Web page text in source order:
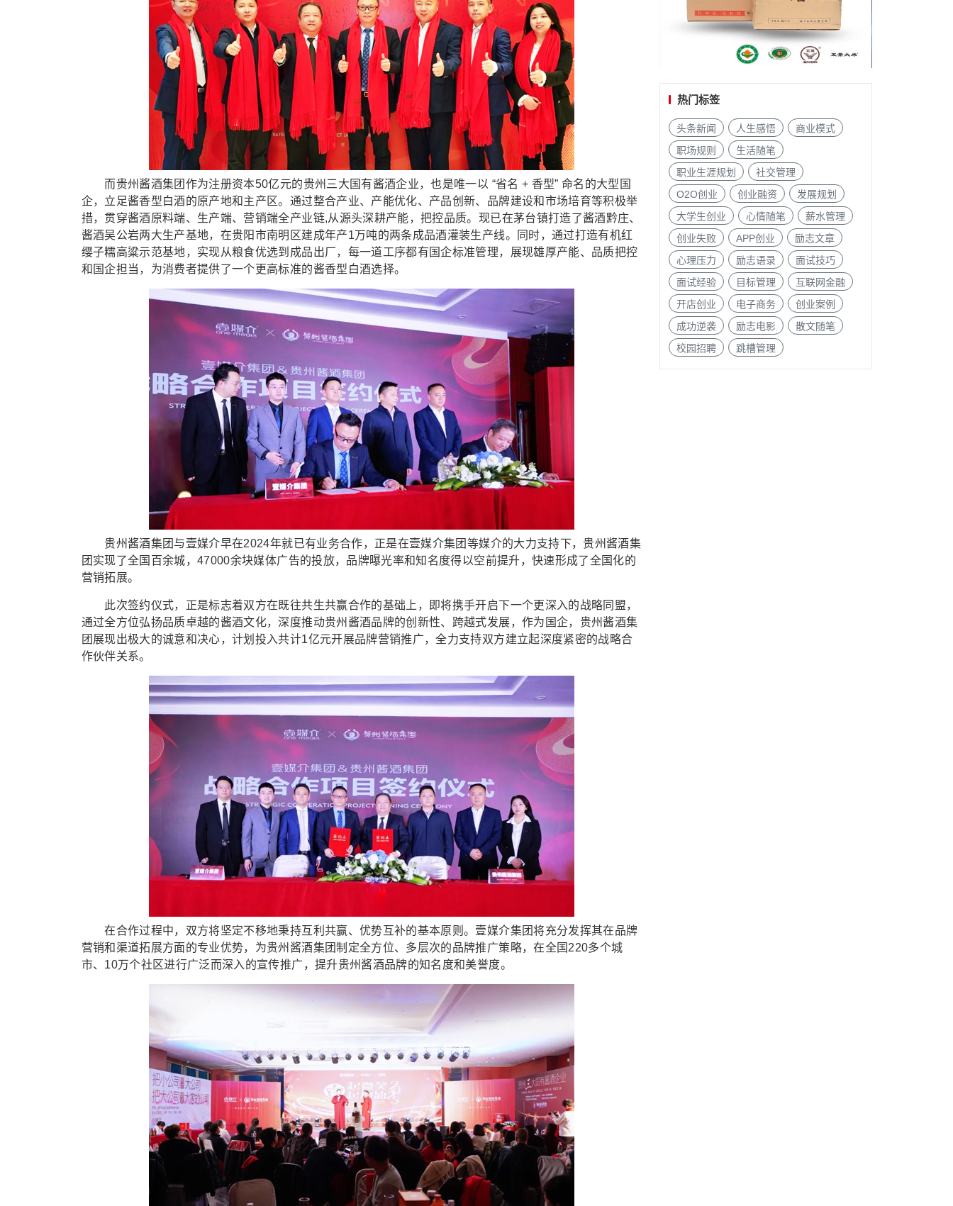
而贵州酱酒集团作为注册资本50亿元的贵州三大国有酱酒企业，也是唯一以 “省名 + 香型” 命名的大型国
企，立足酱香型白酒的原产地和主产区。通过整合产业、产能优化、产品创新、品牌建设和市场培育等积极举
措，贯穿酱酒原料端、生产端、营销端全产业链,从源头深耕产能，把控品质。现已在茅台镇打造了酱酒黔庄、
酱酒吴公岩两大生产基地，在贵阳市南明区建成年产1万吨的两条成品酒灌装生产线。同时，通过打造有机红
缨子糯高粱示范基地，实现从粮食优选到成品出厂，每一道工序都有国企标准管理，展现雄厚产能、品质把控
和国企担当，为消费者提供了一个更高标准的酱香型白酒选择。
贵州酱酒集团与壹媒介早在2024年就已有业务合作，正是在壹媒介集团等媒介的大力支持下，贵州酱酒集
团实现了全国百余城，47000余块媒体广告的投放，品牌曝光率和知名度得以空前提升，快速形成了全国化的
营销拓展。
此次签约仪式，正是标志着双方在既往共生共赢合作的基础上，即将携手开启下一个更深入的战略同盟，
通过全方位弘扬品质卓越的酱酒文化，深度推动贵州酱酒品牌的创新性、跨越式发展，作为国企，贵州酱酒集
团展现出极大的诚意和决心，计划投入共计1亿元开展品牌营销推广，全力支持双方建立起深度紧密的战略合
作伙伴关系。
在合作过程中，双方将坚定不移地秉持互利共赢、优势互补的基本原则。壹媒介集团将充分发挥其在品牌
营销和渠道拓展方面的专业优势，为贵州酱酒集团制定全方位、多层次的品牌推广策略，在全国220多个城
市、10万个社区进行广泛而深入的宣传推广，提升贵州酱酒品牌的知名度和美誉度。
热门标签
头条新闻 人生感悟
商业模式
职场规则
生活随笔
职业生涯规划
社交管理
O2O创业
创业融资
发展规划
大学生创业
心情随笔
薪水管理
创业失败
APP创业
励志文章
心理压力
励志语录
面试技巧
面试经验
目标管理
互联网金融
开店创业
电子商务
创业案例
成功逆袭
励志电影
散文随笔
校园招聘
跳槽管理